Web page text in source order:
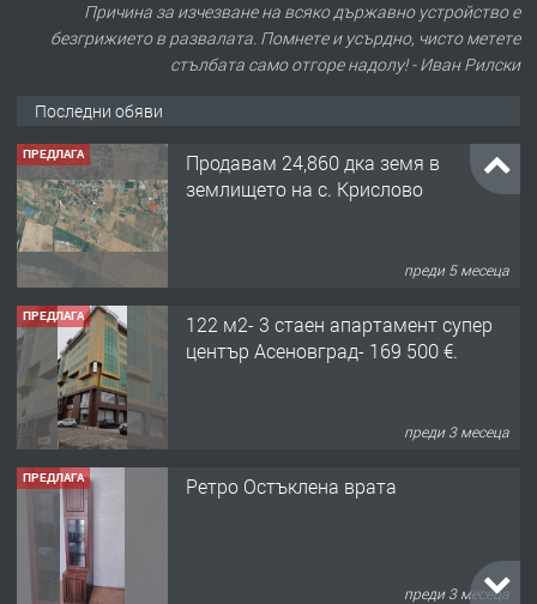
Причина за изчезване на всяко държавно устройство е
безгрижието в развалата. Помнете и усърдно, чисто метете
стълбата само отгоре надолу! - Иван Рилски
Последни обяви
ПРЕДЛАГА
Продавам 24,860 дка земя в
землището на с. Крислово
преди 5 месеца
ПРЕДЛАГА
122 м2- 3 стаен апартамент супер
център Асеновград- 169 500 €.
преди 3 месеца
ПРЕДЛАГА Ретро Остъклена врата
преди 3 месеца